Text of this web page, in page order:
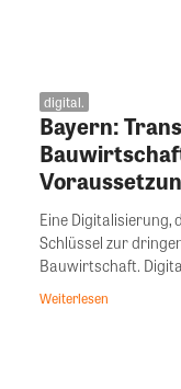
digital.
Bayern:
Eine Digitalisierung,
Schlüssel zur
Bauwirtschaft.
Weiterlesen